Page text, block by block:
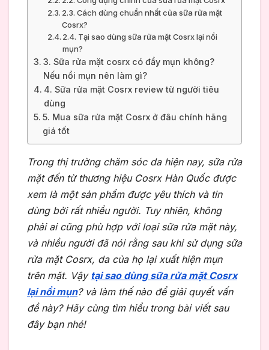
2.3. Cách dùng chuẩn nhất của sữa rửa mặt
Cosrx?
2.4. Tại sao dùng sữa rửa mặt Cosrx lại nổi
mụn?
3. Sữa rửa mặt cosrx có đẩy mụn không?
Nếu nổi mụn nên làm gì?
4. Sữa rửa mặt Cosrx review từ người tiêu
dùng
5. Mua sữa rửa mặt Cosrx ở đâu chính hãng
giá tốt
Trong thị trường chăm sóc da hiện nay, sữa rửa
mặt đến từ thương hiệu Cosrx Hàn Quốc được
xem là một sản phẩm được yêu thích và tin
dùng bởi rất nhiều người. Tuy nhiên, không
phải ai cũng phù hợp với loại sữa rửa mặt này,
và nhiều người đã nói rằng sau khi sử dụng sữa
rửa mặt Cosrx, da của họ lại xuất hiện mụn
trên mặt. Vậy tại sao dùng sữa rửa mặt Cosrx
lại nổi mụn? và làm thế nào để giải quyết vấn
đề này? Hãy cùng tìm hiểu trong bài viết sau
đây bạn nhé!